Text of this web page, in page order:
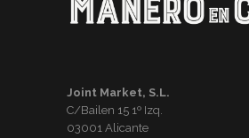
Joint Market, S.L.
C/Bailen 15 1º Izq.
03001 Alicante